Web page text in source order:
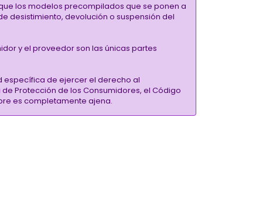
los modelos precompilados que se ponen a
desistimiento, devolución o suspensión del
y el proveedor son las únicas partes
específica de ejercer el derecho al
Protección de los Consumidores, el Código
es completamente ajena.